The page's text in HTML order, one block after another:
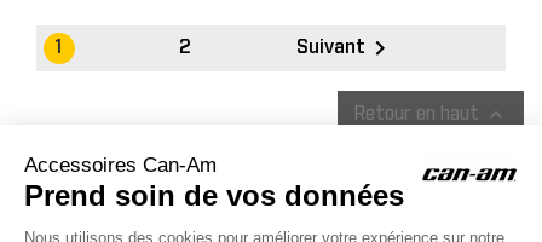
1 2 Suivant 
Retour en haut 
ACCESSOIRES CAN-AM
Le site d'accessoires Can-Am vous propose des accessoires d'origine